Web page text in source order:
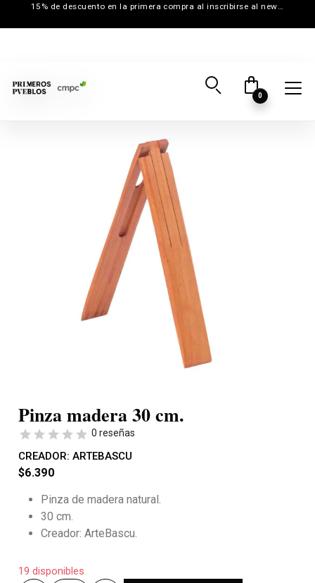
15% de descuento en la primera compra al inscribirse al newsletter
0
Pinza madera 30 cm.
0 reseñas
CREADOR: ARTEBASCU
$6.390
Pinza de madera natural.
30 cm.
Creador: ArteBascu.
19 disponibles